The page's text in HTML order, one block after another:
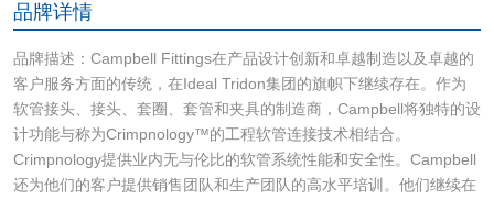
品牌详情
品牌描述：Campbell Fittings在产品设计创新和卓越制造以及卓越的
客户服务方面的传统，在Ideal Tridon集团的旗帜下继续存在。作为
软管接头、接头、套圈、套管和夹具的制造商，Campbell将独特的设
计功能与称为Crimpnology™的工程软管连接技术相结合。
Crimpnology提供业内无与伦比的软管系统性能和安全性。Campbell
还为他们的客户提供销售团队和生产团队的高水平培训。他们继续在